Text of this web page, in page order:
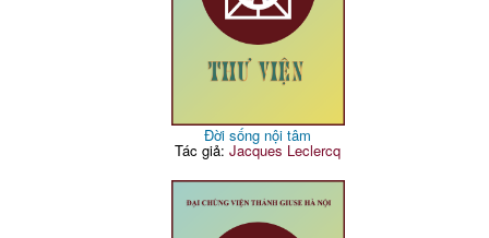
Đời sống nội tâm
Tác giả:Jacques Leclercq